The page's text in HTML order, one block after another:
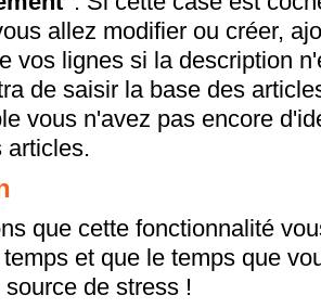
allez modifier ou créer,
vos lignes si la description
de saisir la base des
vous n'avez pas encore
articles.
que cette fonctionnalité
et que le temps que
de stress !